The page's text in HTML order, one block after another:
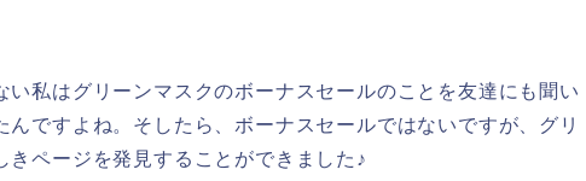
い私はグリーンマスクのボーナスセールのことを友達にも聞い
んですよね。そしたら、ボーナスセールではないですが、グリ
きページを発見することができました♪